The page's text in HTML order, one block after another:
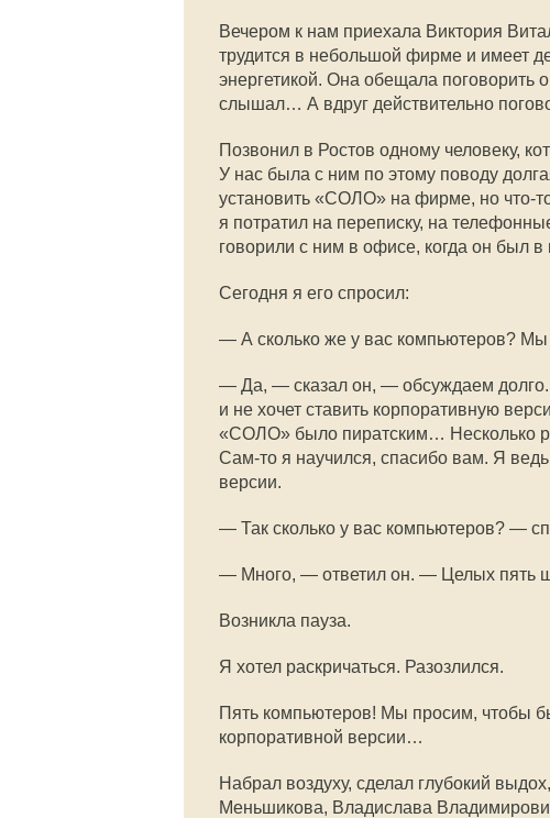
Вечером к нам приехала Виктория
трудится в небольшой фирме и имеет
энергетикой. Она обещала поговорить о
слышал… А вдруг действительно
Позвонил в Ростов одному человеку,
У нас была с ним по этому поводу
установить «СОЛО» на фирме, но что-
я потратил на переписку, на
говорили с ним в офисе, когда он был
Сегодня я его спросил:
— А сколько же у вас компьютеров? Мы
— Да, — сказал он, — обсуждаем долго.
и не хочет ставить корпоративную
«СОЛО» было пиратским… Несколько
Сам-то я научился, спасибо вам. Я
версии.
— Так сколько у вас компьютеров? —
— Много, — ответил он. — Целых пять
Возникла пауза.
Я хотел раскричаться. Разозлился.
Пять компьютеров! Мы просим, чтобы
корпоративной версии…
Набрал воздуху, сделал глубокий
Меньшикова, Владислава